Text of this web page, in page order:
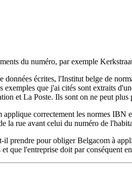
du numéro, par exemple
écrites, l'Institut belge de
que j'ai cités sont extraits
et La Poste. Ils sont on ne peut
correctement les normes IBN
la rue avant celui du numéro de
prendre pour obliger Belgacom à
que l'entreprise doit par